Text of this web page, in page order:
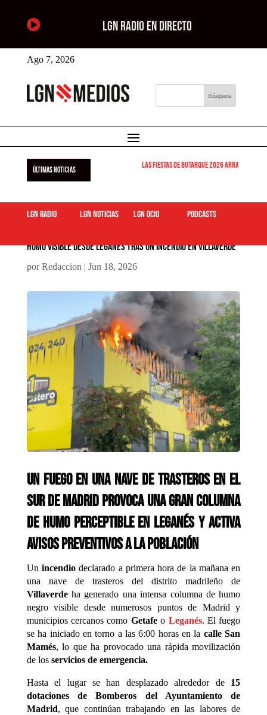
 LGN RADIO EN DIRECTO
Ago 7, 2026
ÚLTIMAS NOTICIAS Las Fiestas de Butarque 2026 arrancan este
LGN Radio LGN Noticias LGN ocio podcasts
Humo visible desde Leganés tras un incendio en Villaverde
porRedaccion| Jun 18, 2026
Un fuego en una nave de trasteros en el
sur de Madrid provoca una gran columna
de humo perceptible en Leganés y activa
avisos preventivos a la población
Unincendio declarado a primera hora de la mañana en
una nave de trasteros del distrito madrileño de
Villaverdeha generado una intensa columna de humo
negro visible desde numerosos puntos de Madrid y
municipios cercanos como Getafeo Leganés. El fuego
se ha iniciado en torno a las 6:00 horas en la calle San
Mamés, lo que ha provocado una rápida movilización
de los servicios de emergencia.
Hasta el lugar se han desplazado alrededor de 15
dotaciones de Bomberos del Ayuntamiento de
Madrid, que continúan trabajando en las labores de